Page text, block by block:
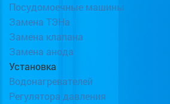
Посудомоечные машины
Замена ТЭНа
Замена клапана
Замена анода
Установка
Водонагревателей
Регулятора давления